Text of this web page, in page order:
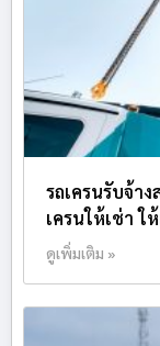
รถเครนรับจ้าง
เครนให้เช่า ใ
ดูเพิ่มเติม »